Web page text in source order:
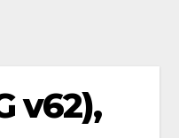
v62),